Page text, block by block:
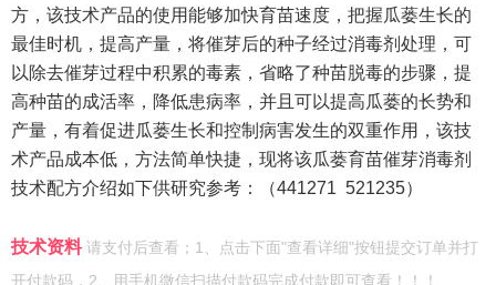
方，该技术产品的使用能够加快育苗速度，把握瓜蒌生长的
最佳时机，提高产量，将催芽后的种子经过消毒剂处理，可
以除去催芽过程中积累的毒素，省略了种苗脱毒的步骤，提
高种苗的成活率，降低患病率，并且可以提高瓜蒌的长势和
产量，有着促进瓜蒌生长和控制病害发生的双重作用，该技
术产品成本低，方法简单快捷，现将该瓜蒌育苗催芽消毒剂
技术配方介绍如下供研究参考：（441271 521235）
技术资料请支付后查看；1、点击下面"查看详细"按钮提交订单并打
开付款码，2、用手机微信扫描付款码完成付款即可查看！！！